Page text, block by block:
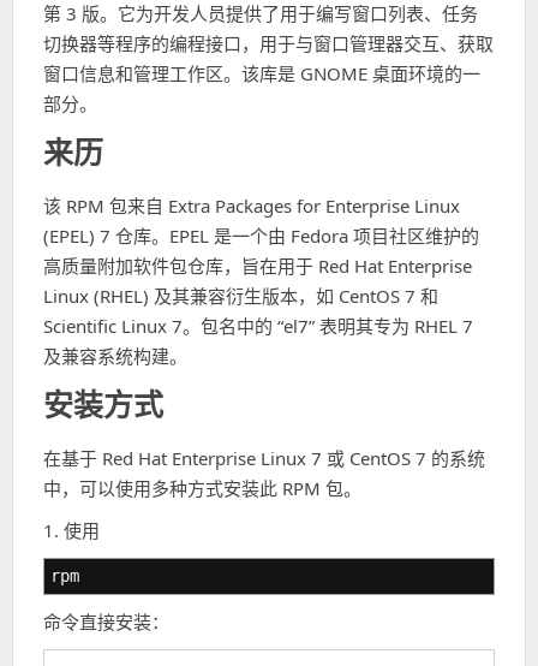
第 3 版。它为开发人员提供了用于编写窗口列表、任务
切换器等程序的编程接口，用于与窗口管理器交互、获取
窗口信息和管理工作区。该库是 GNOME 桌面环境的一
部分。
来历
该 RPM 包来自 Extra Packages for Enterprise Linux
(EPEL) 7 仓库。EPEL 是一个由 Fedora 项目社区维护的
高质量附加软件包仓库，旨在用于 Red Hat Enterprise
Linux (RHEL) 及其兼容衍生版本，如 CentOS 7 和
Scientific Linux 7。包名中的 “el7” 表明其专为 RHEL 7
及兼容系统构建。
安装方式
在基于 Red Hat Enterprise Linux 7 或 CentOS 7 的系统
中，可以使用多种方式安装此 RPM 包。
1. 使用
rpm
命令直接安装：